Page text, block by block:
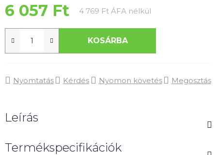
csillag.
6 057 Ft 4 769 Ft ÁFA nélkül
KOSÁRBA
Nyomtatás Kérdés Nyomon követés Megosztás
Leírás
Termékspecifikációk